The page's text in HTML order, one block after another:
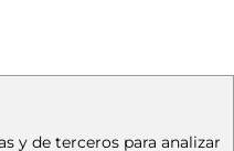
y de terceros para analizar